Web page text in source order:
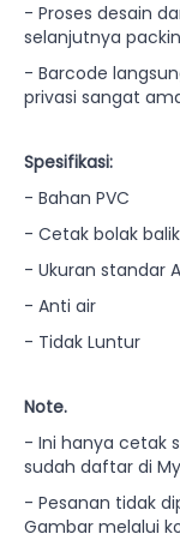
- Proses desain
selanjutnya
- Barcode
privasi sangat
Spesifikasi:
- Bahan PVC
- Cetak bolak balik
- Ukuran standar
- Anti air
- Tidak Luntur
Note.
- Ini hanya cetak
sudah daftar di
- Pesanan tidak
Gambar melalui